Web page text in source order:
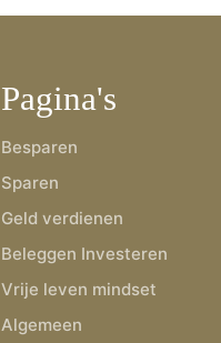
Pagina's
Besparen
Sparen
Geld verdienen
Beleggen Investeren
Vrije leven mindset
Algemeen